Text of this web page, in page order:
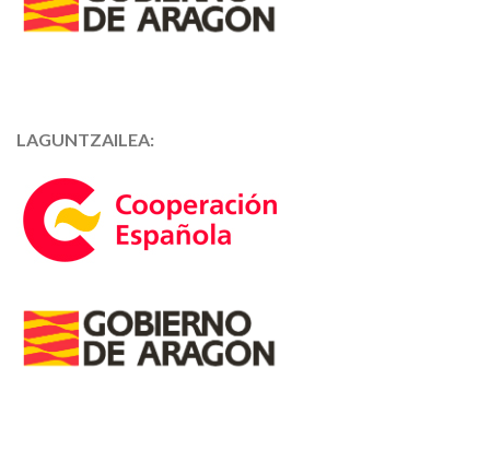
LAGUNTZAILEA: